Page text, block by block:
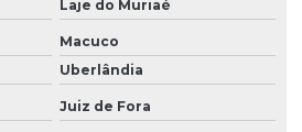
Laje do Muriaé
Macuco
Uberlândia
Juiz de Fora